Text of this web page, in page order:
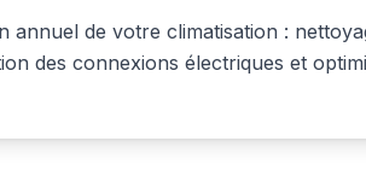
de votre climatisation :
des connexions électriques et